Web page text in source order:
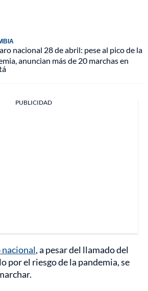
nacional 28 de abril: pese al pico de la
anuncian más de 20 marchas en
PUBLICIDAD
nacional, a pesar del llamado del
por el riesgo de la pandemia, se